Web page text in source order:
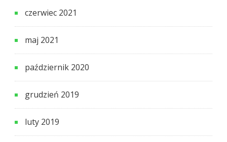
czerwiec 2021
maj 2021
październik 2020
grudzień 2019
luty 2019